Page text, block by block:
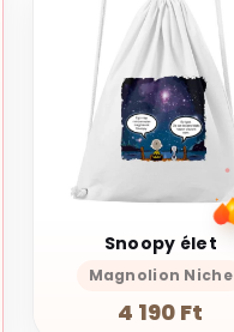
Snoopy élet
Magnolion Niche
4 190 Ft